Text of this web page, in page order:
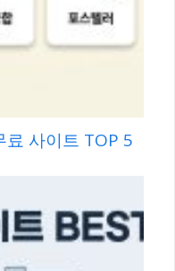
사이트 TOP 5